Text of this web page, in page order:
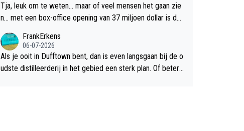
Tja, leuk om te weten... maar of veel mensen het gaan zie
n... met een box-office opening van 37 miljoen dollar is de
FrankErkens
06-07-2026
Als je ooit in Dufftown bent, dan is even langsgaan bij de o
udste distilleerderij in het gebied een sterk plan. Of beter n